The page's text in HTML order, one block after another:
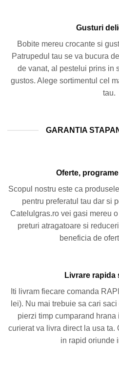
Gusturi
Bobite mereu crocante si
Patrupedul tau se va bucura
de vanat, al pestelui prins in
gustos. Alege sortimentul cel
tau.
GARANTIA
Oferte,
Scopul nostru este ca
pentru preferatul tau dar si
Catelulgras.ro vei gasi mereu
preturi atragatoare si
beneficia de
Livrare rapida
Iti livram fiecare comanda
lei). Nu mai trebuie sa cari
pierzi timp cumparand
curierat va livra direct la usa ta.
in rapid oriunde